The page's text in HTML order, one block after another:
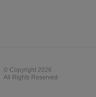
© Copyright 2026
All Rights Reserved